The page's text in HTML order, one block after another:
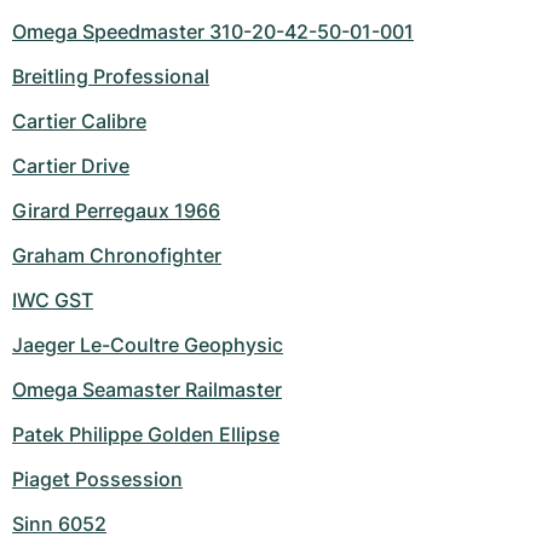
Omega Speedmaster 310-20-42-50-01-001
Breitling Professional
Cartier Calibre
Cartier Drive
Girard Perregaux 1966
Graham Chronofighter
IWC GST
Jaeger Le-Coultre Geophysic
Omega Seamaster Railmaster
Patek Philippe Golden Ellipse
Piaget Possession
Sinn 6052